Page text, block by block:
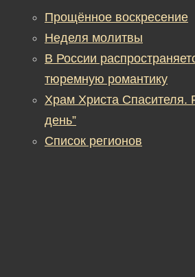
Прощённое воскресение
Неделя молитвы
В России
тюремную романтику
Храм Христа Спасителя.
день”
Список регионов